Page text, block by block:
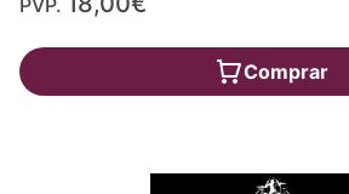
Comprar